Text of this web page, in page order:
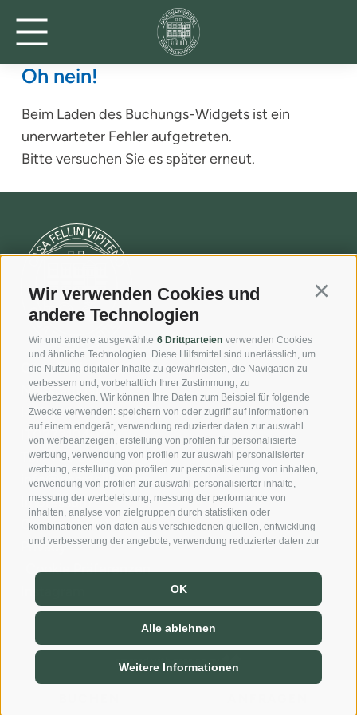
Wir verwenden Cookies und
andere Technologien
Wir und andere ausgewählte 6 Drittparteien verwenden Cookies
und ähnliche Technologien. Diese Hilfsmittel sind unerlässlich, um
die Nutzung digitaler Inhalte zu gewährleisten, die Navigation zu
verbessern und, vorbehaltlich Ihrer Zustimmung, zu
Werbezwecken. Wir können Ihre Daten zum Beispiel für folgende
Zwecke verwenden: speichern von oder zugriff auf informationen
auf einem endgerät, verwendung reduzierter daten zur auswahl
von werbeanzeigen, erstellung von profilen für personalisierte
werbung, verwendung von profilen zur auswahl personalisierter
werbung, erstellung von profilen zur personalisierung von inhalten,
verwendung von profilen zur auswahl personalisierter inhalte,
messung der werbeleistung, messung der performance von
inhalten, analyse von zielgruppen durch statistiken oder
kombinationen von daten aus verschiedenen quellen, entwicklung
und verbesserung der angebote, verwendung reduzierter daten zur
und aufdeckung von betrug und fehlerbehebung, bereitstellung
und anzeige von werbung und inhalten, ihre entscheidungen zum
datenschutz speichern und übermitteln, abgleichung und
kombination von daten aus unterschiedlichen quellen, verknüpfung
verschiedener endgeräte, identifikation von endgeräten anhand
automatisch übermittelter informationen, verwendung genauer
standortdaten, geräte anhand von aktiv angeforderten
informationen identifizieren. Es steht Ihnen frei, Ihre Zustimmung zu
erteilen, zu verweigern oder zu widerrufen, ohne dass dies zu
OK
Alle ablehnen
Weitere Informationen
Oh nein!
Beim Laden des Buchungs-Widgets ist ein
unerwarteter Fehler aufgetreten.
Bitte versuchen Sie es später erneut.
Casa Fellin Stuefer Gmbh
Neustadt Nr. 45
I-39049 Sterzing (BZ)
IT02731040214
Tel.:+39 0472 310 466
info@casafellin.com
Impressum
Cookie-Richtlinie
Privacy
Cookie Präferenzen
created with passion by